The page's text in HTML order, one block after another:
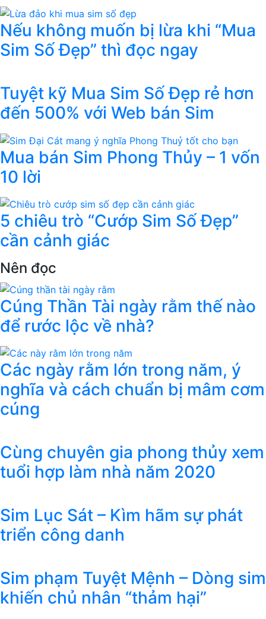
Nếu không muốn bị lừa khi “Mua
Sim Số Đẹp” thì đọc ngay
Tuyệt kỹ Mua Sim Số Đẹp rẻ hơn
đến 500% với Web bán Sim
Mua bán Sim Phong Thủy – 1 vốn
10 lời
5 chiêu trò “Cướp Sim Số Đẹp”
cần cảnh giác
Nên đọc
Cúng Thần Tài ngày rằm thế nào
để rước lộc về nhà?
Các ngày rằm lớn trong năm, ý
nghĩa và cách chuẩn bị mâm cơm
cúng
Cùng chuyên gia phong thủy xem
tuổi hợp làm nhà năm 2020
Sim Lục Sát – Kìm hãm sự phát
triển công danh
Sim phạm Tuyệt Mệnh – Dòng sim
khiến chủ nhân “thảm hại”